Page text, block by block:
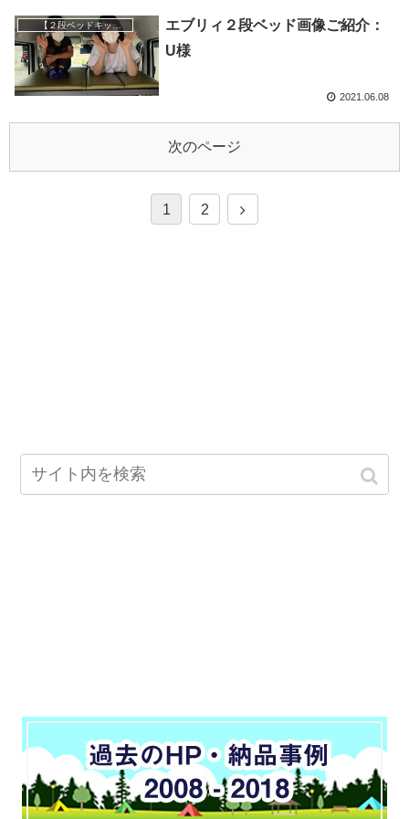
【２段ベッドキット】
エブリィ２段ベッド画像ご紹介：
U様
2021.06.08
次のページ
1 2